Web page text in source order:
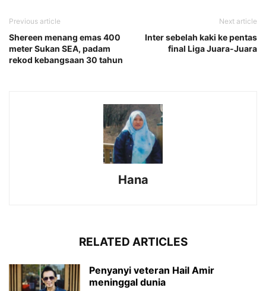
Previous article
Shereen menang emas 400
meter Sukan SEA, padam
rekod kebangsaan 30 tahun
Next article
Inter sebelah kaki ke pentas
final Liga Juara-Juara
Hana
RELATED ARTICLES
Penyanyi veteran Hail Amir
meninggal dunia